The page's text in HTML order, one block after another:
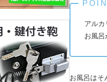
アル
お風
お風呂はそ